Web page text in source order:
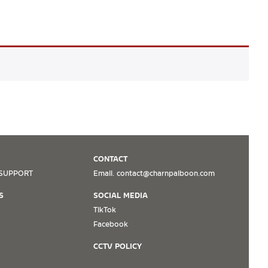
CONTACT
Email. contact@charnpaiboon.com
SOCIAL MEDIA
TikTok
Facebook
CCTV POLICY